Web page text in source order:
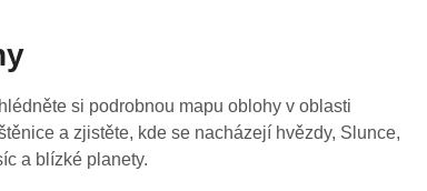
si podrobnou mapu oblohy v oblasti
a zjistěte, kde se nacházejí hvězdy, Slunce,
a blízké planety.